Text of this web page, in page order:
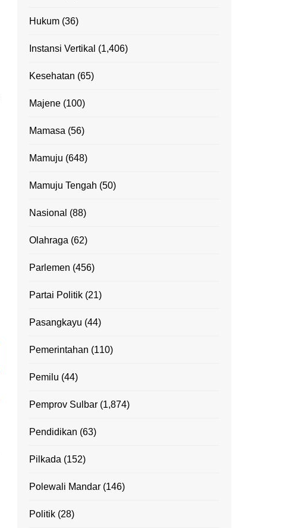
Hukum (36)
Instansi Vertikal (1,406)
Kesehatan (65)
Majene (100)
Mamasa (56)
Mamuju (648)
Mamuju Tengah (50)
Nasional (88)
Olahraga (62)
Parlemen (456)
Partai Politik (21)
Pasangkayu (44)
Pemerintahan (110)
Pemilu (44)
Pemprov Sulbar (1,874)
Pendidikan (63)
Pilkada (152)
Polewali Mandar (146)
Politik (28)